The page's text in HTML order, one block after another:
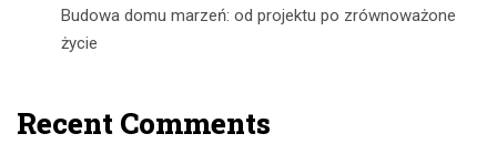
Budowa domu marzeń: od projektu po zrównoważone
życie
Recent Comments